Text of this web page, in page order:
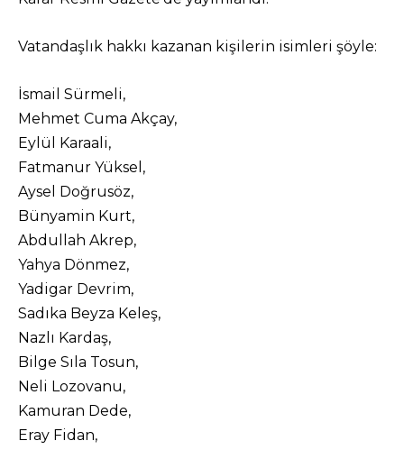
Vatandaşlık hakkı kazanan kişilerin isimleri şöyle:
İsmail Sürmeli,
Mehmet Cuma Akçay,
Eylül Karaali,
Fatmanur Yüksel,
Aysel Doğrusöz,
Bünyamin Kurt,
Abdullah Akrep,
Yahya Dönmez,
Yadigar Devrim,
Sadıka Beyza Keleş,
Nazlı Kardaş,
Bilge Sıla Tosun,
Neli Lozovanu,
Kamuran Dede,
Eray Fidan,